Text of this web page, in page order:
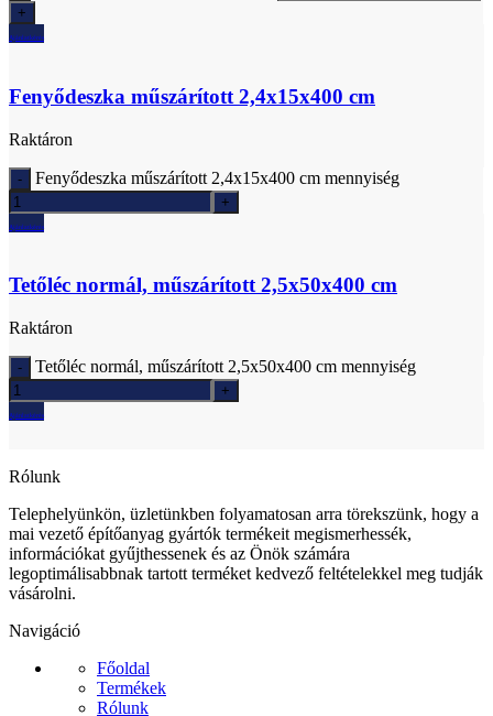
Ajánlatkérés
Fenyődeszka műszárított 2,4x15x400 cm
Raktáron
Fenyődeszka műszárított 2,4x15x400 cm mennyiség
Ajánlatkérés
Tetőléc normál, műszárított 2,5x50x400 cm
Raktáron
Tetőléc normál, műszárított 2,5x50x400 cm mennyiség
Ajánlatkérés
Rólunk
Telephelyünkön, üzletünkben folyamatosan arra törekszünk, hogy a
mai vezető építőanyag gyártók termékeit megismerhessék,
információkat gyűjthessenek és az Önök számára
legoptimálisabbnak tartott terméket kedvező feltételekkel meg tudják
vásárolni.
Navigáció
Főoldal
Termékek
Rólunk